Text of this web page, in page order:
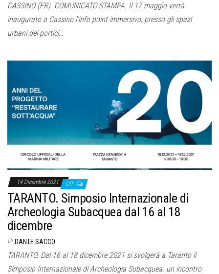
CASSINO (FR). COMUNICATO STAMPA. Il 17 maggio verrà
inaugurato a Cassino l’info point immersivo, presso gli spazi
urbani dei portici…
14 Dicembre 2021 Off
TARANTO. Simposio Internazionale di
Archeologia Subacquea dal 16 al 18
dicembre
Di DANTE SACCO
TARANTO. Dal 16 al 18 dicembre 2021 si svolgerà a Taranto il
Simposio Internazionale di Archeologia Subacquea. un incontro